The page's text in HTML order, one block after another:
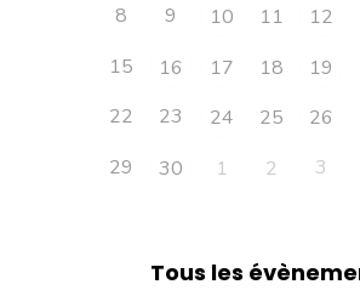
8
9 10 11 12
15
16 17 18 19
22
23 24 25 26
29
30 1 2 3
Tous les